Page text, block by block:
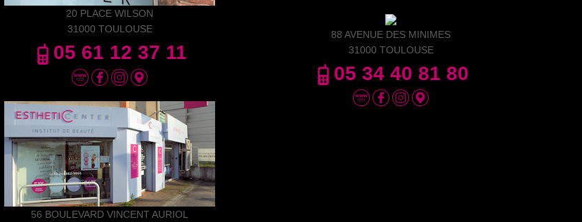
20 PLACE WILSON
31000 TOULOUSE
05 61 12 37 11
56 BOULEVARD VINCENT AURIOL
88 AVENUE DES MINIMES
31000 TOULOUSE
05 34 40 81 80